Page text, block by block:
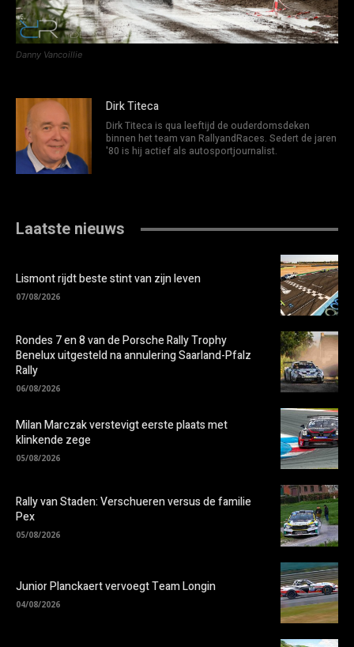
Danny Vancoillie
Dirk Titeca
Dirk Titeca is qua leeftijd de ouderdomsdeken
binnen het team van RallyandRaces. Sedert de jaren
'80 is hij actief als autosportjournalist.
Laatste nieuws
Lismont rijdt beste stint van zijn leven
07/08/2026
Rondes 7 en 8 van de Porsche Rally Trophy
Benelux uitgesteld na annulering Saarland-Pfalz
Rally
06/08/2026
Milan Marczak verstevigt eerste plaats met
klinkende zege
05/08/2026
Rally van Staden: Verschueren versus de familie
Pex
05/08/2026
Junior Planckaert vervoegt Team Longin
04/08/2026